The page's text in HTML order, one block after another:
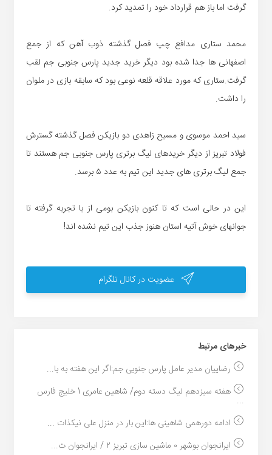
گرفت اما باز هم قرارداد خود را تمدید کرد.
محمد ستاری مدافع چپ فصل گذشته ذوب آهن که از جمع
اصفهانی ها جدا شده بود دیگر خرید جدید پارس جنوبی جم لقب
گرفت.ستاری که مورد علاقه قلعه نوعی بود که سابقه بازی در ملوان
را داشت.
سید احمد موسوی و مسیح زاهدی دو بازیکن فصل گذشته گسترش
فولاد تبریز از دیگر خریدهای لیگ برتری پارس جنوبی جم هستند تا
جمع لیگ برتری های جدید این تیم به عدد ۵ برسد.
این در حالی است که تا کنون بازیکن بومی از با تجربه گرفته تا
جوانهای خوش آتیه استان هنوز جذب این تیم نشده اند!
عضویت در کانال تلگرام
خبر‌های مرتبط
رضاییان مدیر عامل پارس جنوبی جم:اگر این هفته به با...
هفته سیزدهم لیگ دسته دوم/ شاهین عامری 1 خلیج فارس
...
ادامه دورهمی شاهینی ها:این بار در منزل علی نیکذات ...
ایرانجوان بوشهر ۰ ماشین سازی تبریز ۲ / ایرانجوان ت...